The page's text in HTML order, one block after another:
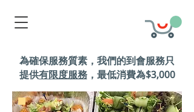
為確保服務質素，我們的到會服務只
提供有限度服務， 最低消費為$3,000